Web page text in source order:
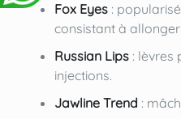
Fox Eyes:
consistant à
Russian Lips: lèvres
injections.
Jawline Trend :